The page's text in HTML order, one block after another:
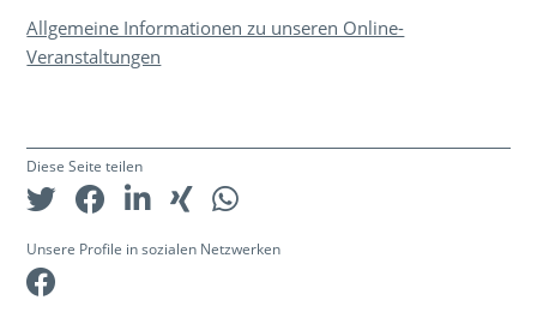
Allgemeine Informationen zu unseren Online-
Veranstaltungen
Diese Seite teilen
Unsere Profile in sozialen Netzwerken